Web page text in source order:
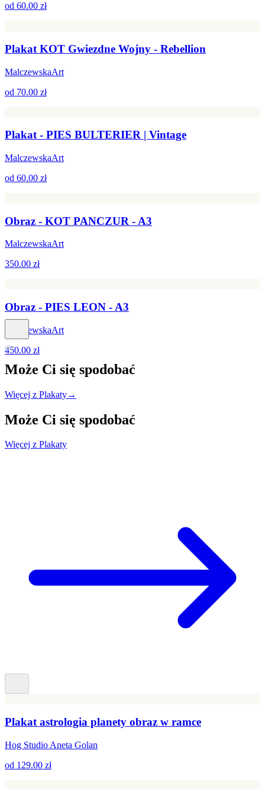
od 60.00 zł
Plakat KOT Gwiezdne Wojny - Rebellion
MalczewskaArt
od 70.00 zł
Plakat - PIES BULTERIER | Vintage
MalczewskaArt
od 60.00 zł
Obraz - KOT PANCZUR - A3
MalczewskaArt
350.00 zł
Obraz - PIES LEON - A3
MalczewskaArt
450.00 zł
Może Ci się spodobać
Więcej z Plakaty→
Może Ci się spodobać
Więcej z Plakaty
Plakat astrologia planety obraz w ramce
Hog Studio Aneta Golan
od 129.00 zł